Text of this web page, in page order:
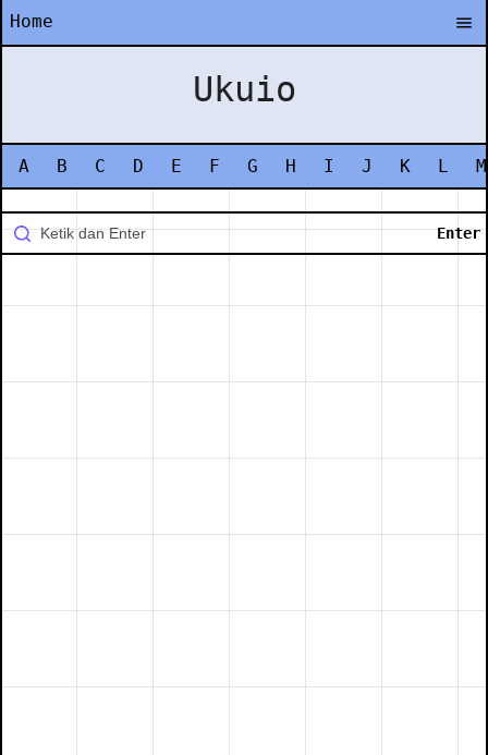
Home
Ukuio
A B C D E F G H I J K L M